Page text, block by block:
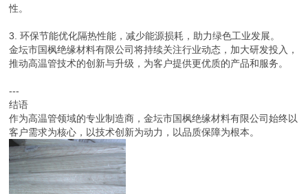
性。
3. 环保节能优化隔热性能，减少能源损耗，助力绿色工业发展。
金坛市国枫绝缘材料有限公司将持续关注行业动态，加大研发投入，
推动高温管技术的创新与升级，为客户提供更优质的产品和服务。
---
结语
作为高温管领域的专业制造商，金坛市国枫绝缘材料有限公司始终以
客户需求为核心，以技术创新为动力，以品质保障为根本。